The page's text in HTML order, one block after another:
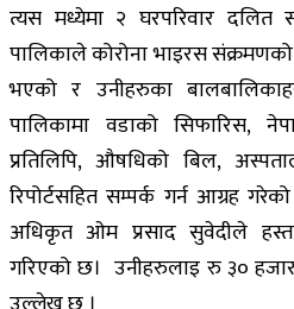
त्यस मध्येमा २ घरपरिवार
पालिकाले कोरोना भाइरस संक्रमणको
भएको र उनीहरुका
पालिकामा वडाको सिफारिस,
प्रतिलिपि, औषधिको बिल,
रिपोर्टसहित सम्पर्क गर्न आग्रह
अधिकृत ओम प्रसाद सुवेदीले
गरिएको छ। उनीहरुलाइ रु ३०